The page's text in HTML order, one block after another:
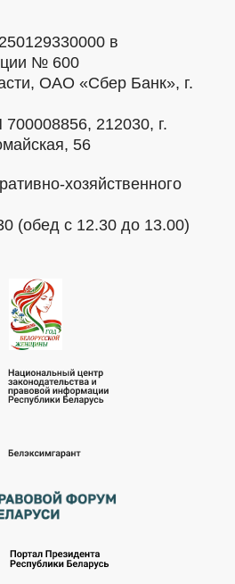
в
№ 600
ОАО «Сбер Банк», г.
212030, г.
56
хозяйственного
(обед с 12.30 до 13.00)